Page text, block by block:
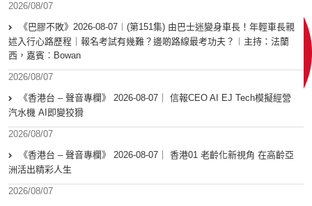
2026/08/07
《巴膠不敗》2026-08-07︱(第151集) 由巴士迷變身車長！年輕車長親
述入行心路歷程｜報名考試有幾難？邊啲路線最考功夫？︱主持：法蘭
西，嘉賓︰Bowan
2026/08/07
《香港台 – 聲音專欄》 2026-08-07｜ 信報CEO AI EJ Tech模擬經營
汽水機 AI即變狡猾
2026/08/07
《香港台 – 聲音專欄》 2026-08-07｜ 香港01 老齡化新視角 在高齡亞
洲活出精彩人生
2026/08/07